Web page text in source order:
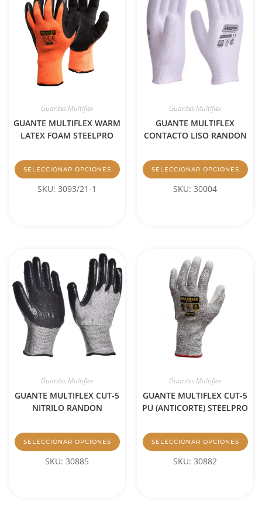
Guantes Multiflex
GUANTE MULTIFLEX WARM
LATEX FOAM STEELPRO
SELECCIONAR OPCIONES
SKU: 3093/21-1
Guantes Multiflex
GUANTE MULTIFLEX
CONTACTO LISO RANDON
SELECCIONAR OPCIONES
SKU: 30004
Guantes Multiflex
GUANTE MULTIFLEX CUT-5
NITRILO RANDON
SELECCIONAR OPCIONES
SKU: 30885
Guantes Multiflex
GUANTE MULTIFLEX CUT-5
PU (ANTICORTE) STEELPRO
SELECCIONAR OPCIONES
SKU: 30882